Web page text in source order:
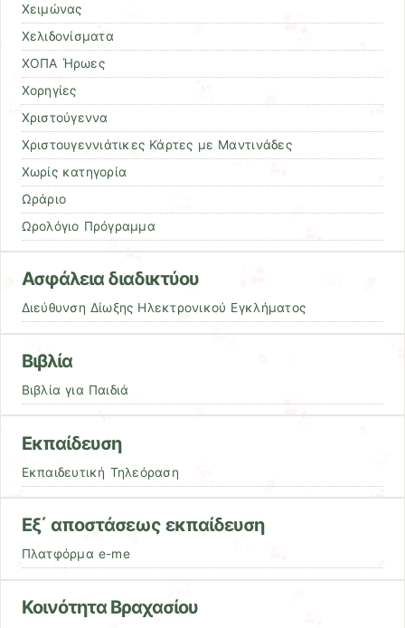
Χειμώνας
Χελιδονίσματα
ΧΟΠΑ Ήρωες
Χορηγίες
Χριστούγεννα
Χριστουγεννιάτικες Κάρτες με Μαντινάδες
Χωρίς κατηγορία
Ωράριο
Ωρολόγιο Πρόγραμμα
Ασφάλεια διαδικτύου
Διεύθυνση Δίωξης Ηλεκτρονικού Εγκλήματος
Βιβλία
Βιβλία για Παιδιά
Εκπαίδευση
Εκπαιδευτική Τηλεόραση
Εξ΄ αποστάσεως εκπαίδευση
Πλατφόρμα e-me
Κοινότητα Βραχασίου